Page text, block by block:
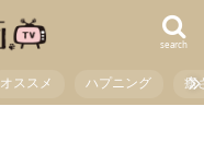
search
オススメ ハプニング 癒